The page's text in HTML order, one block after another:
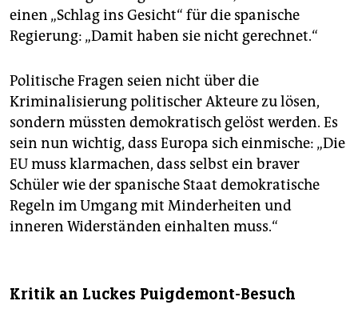
einen „Schlag ins Gesicht“ für die spanische
Regierung: „Damit haben sie nicht gerechnet.“
Politische Fragen seien nicht über die
Kriminalisierung politischer Akteure zu lösen,
sondern müssten demokratisch gelöst werden. Es
sein nun wichtig, dass Europa sich einmische: „Die
EU muss klarmachen, dass selbst ein braver
Schüler wie der spanische Staat demokratische
Regeln im Umgang mit Minderheiten und
inneren Widerständen einhalten muss.“
Kritik an Luckes Puigdemont-Besuch